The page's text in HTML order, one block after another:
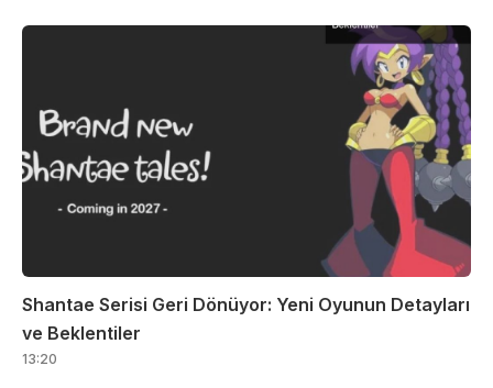
Shantae Serisi Geri Dönüyor: Yeni Oyunun Detayları
ve Beklentiler
13:20